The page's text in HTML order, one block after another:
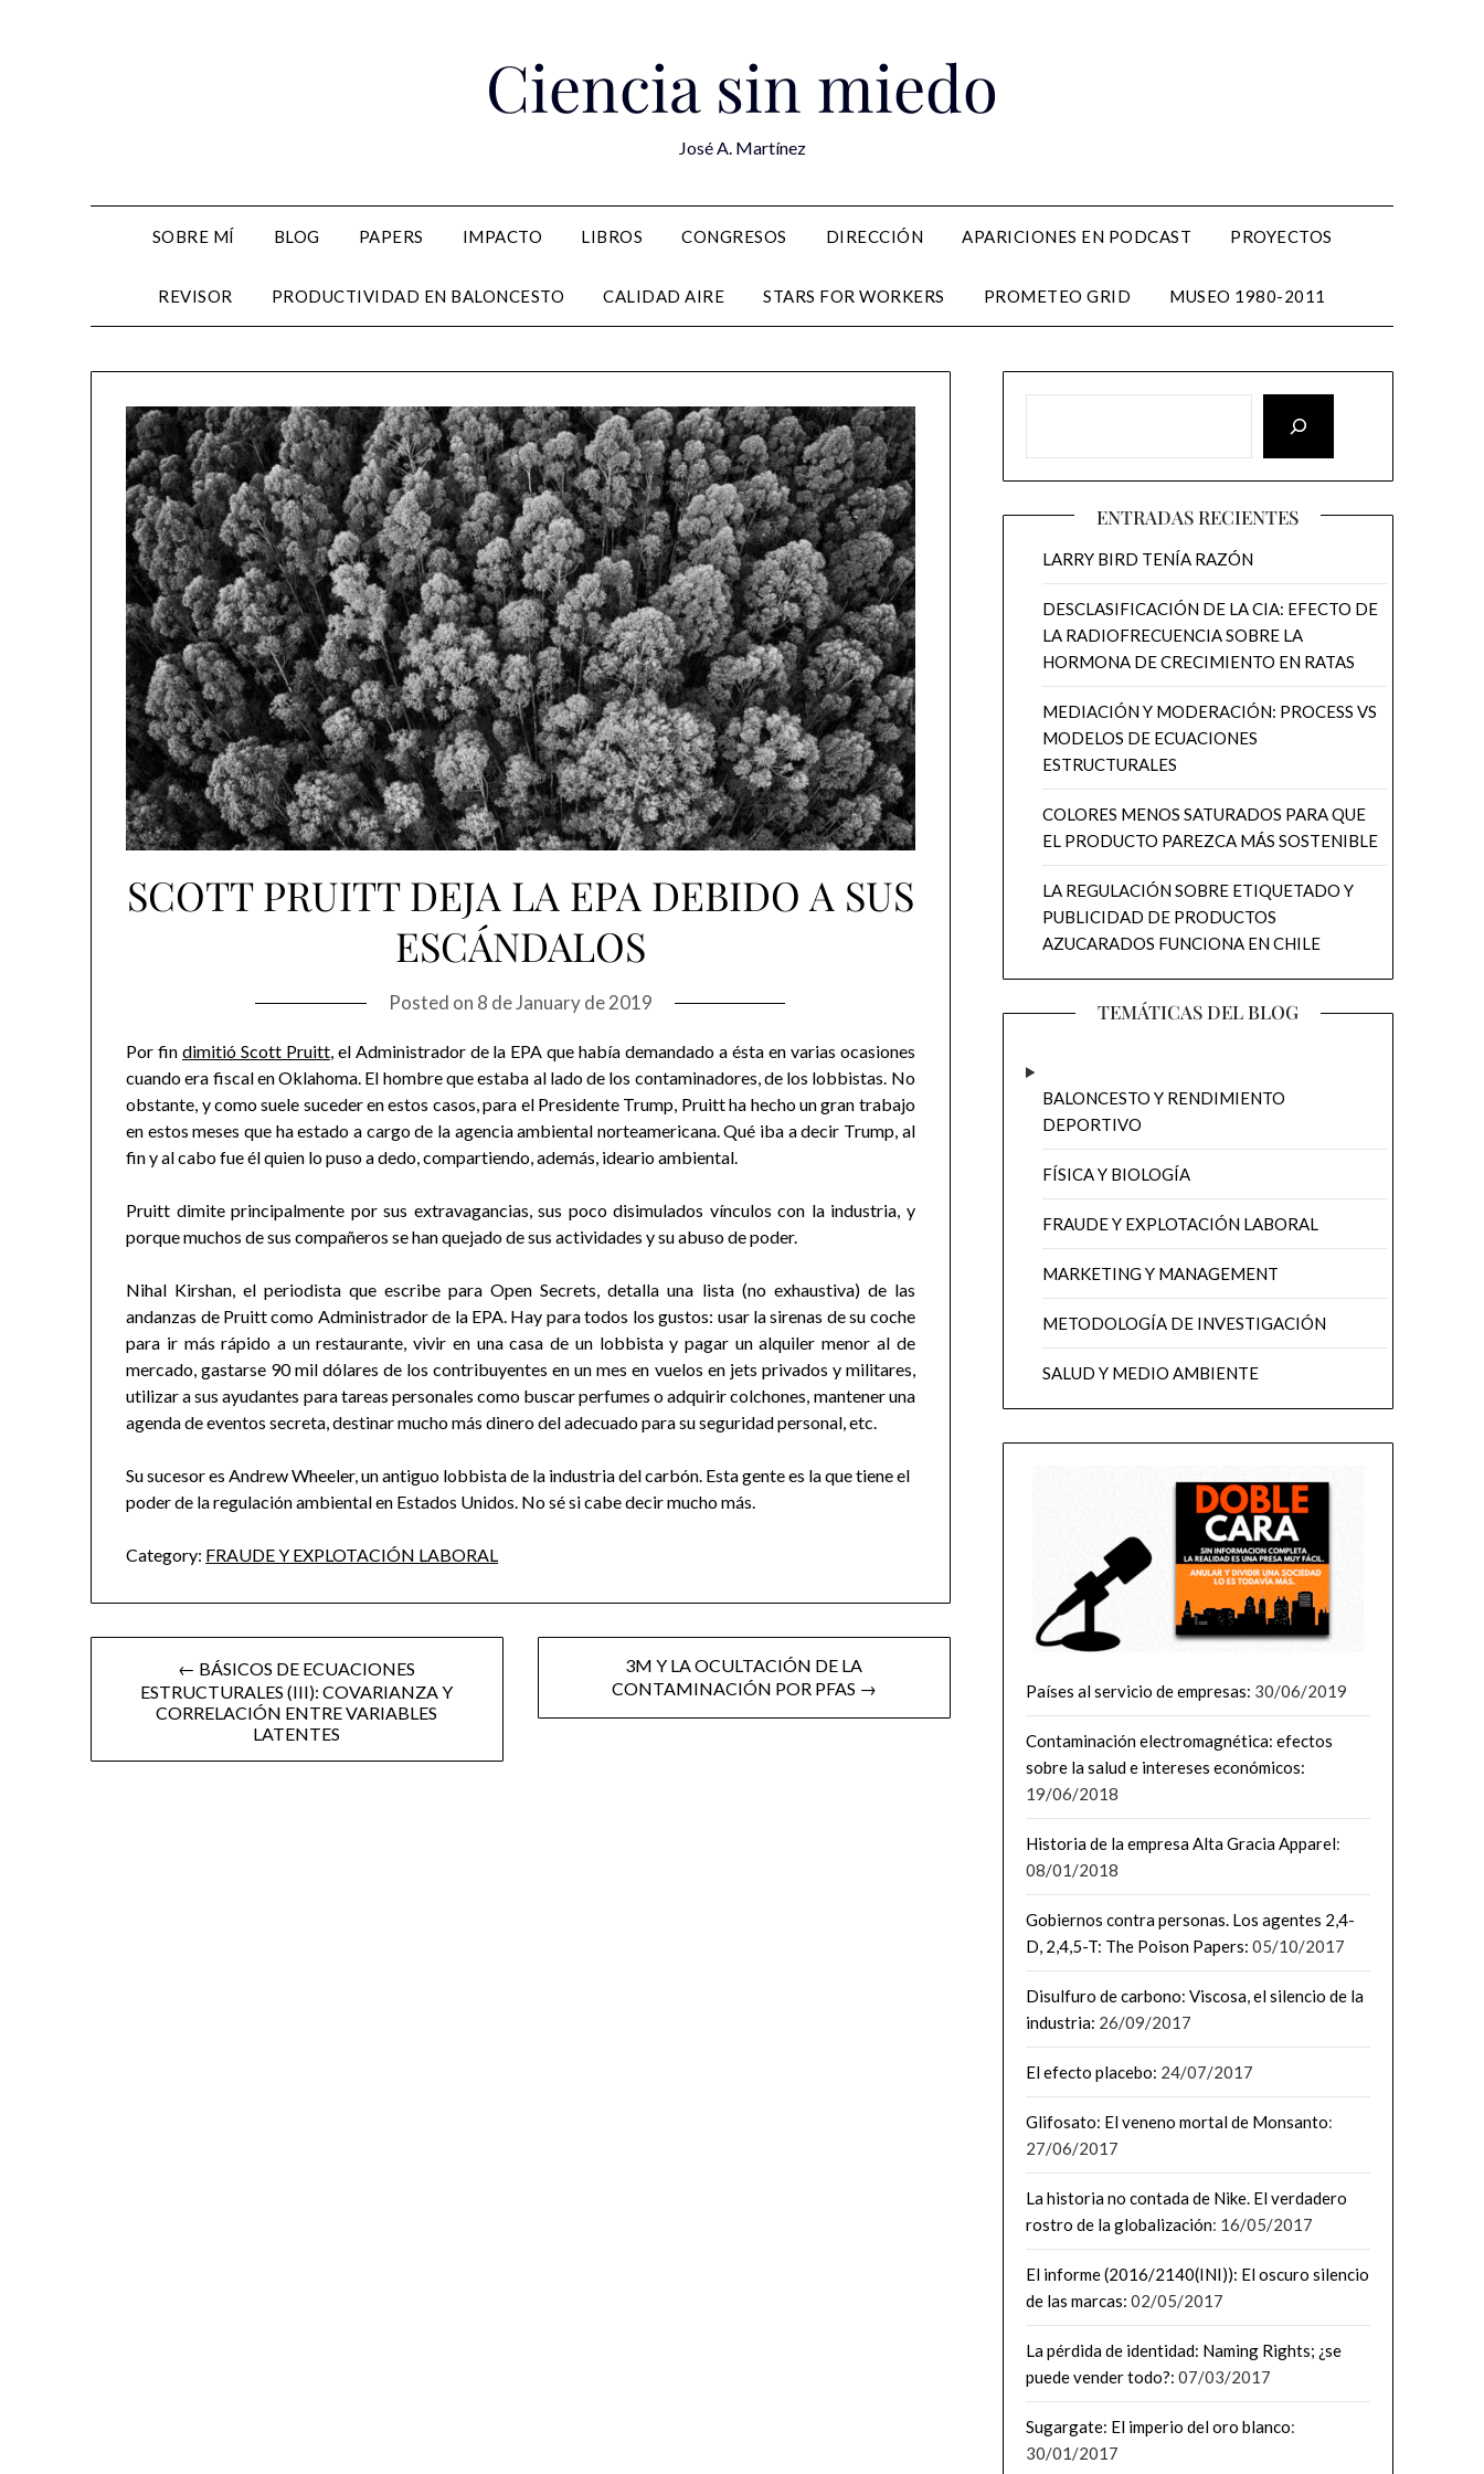
Ciencia sin miedo
José A. Martínez
SOBRE MÍ BLOG PAPERS IMPACTO LIBROS CONGRESOS DIRECCIÓN APARICIONES EN PODCAST PROYECTOS
REVISOR PRODUCTIVIDAD EN BALONCESTO CALIDAD AIRE STARS FOR WORKERS PROMETEO GRID MUSEO 1980-2011
SCOTT PRUITT DEJA LA EPA DEBIDO A SUS
ESCÁNDALOS
Posted on 8 de January de 2019
Por fin dimitió Scott Pruitt, el Administrador de la EPA que había demandado a ésta en varias ocasiones
cuando era fiscal en Oklahoma. El hombre que estaba al lado de los contaminadores, de los lobbistas. No
obstante, y como suele suceder en estos casos, para el Presidente Trump, Pruitt ha hecho un gran trabajo
en estos meses que ha estado a cargo de la agencia ambiental norteamericana. Qué iba a decir Trump, al
fin y al cabo fue él quien lo puso a dedo, compartiendo, además, ideario ambiental.
Pruitt dimite principalmente por sus extravagancias, sus poco disimulados vínculos con la industria, y
porque muchos de sus compañeros se han quejado de sus actividades y su abuso de poder.
Nihal Kirshan, el periodista que escribe para Open Secrets, detalla una lista (no exhaustiva) de las
andanzas de Pruitt como Administrador de la EPA. Hay para todos los gustos: usar la sirenas de su coche
para ir más rápido a un restaurante, vivir en una casa de un lobbista y pagar un alquiler menor al de
mercado, gastarse 90 mil dólares de los contribuyentes en un mes en vuelos en jets privados y militares,
utilizar a sus ayudantes para tareas personales como buscar perfumes o adquirir colchones, mantener una
agenda de eventos secreta, destinar mucho más dinero del adecuado para su seguridad personal, etc.
Su sucesor es Andrew Wheeler, un antiguo lobbista de la industria del carbón. Esta gente es la que tiene el
poder de la regulación ambiental en Estados Unidos. No sé si cabe decir mucho más.
Category: FRAUDE Y EXPLOTACIÓN LABORAL
navigation
← BÁSICOS DE ECUACIONES
ESTRUCTURALES (III): COVARIANZA Y
CORRELACIÓN ENTRE VARIABLES
LATENTES
3M Y LA OCULTACIÓN DE LA
CONTAMINACIÓN POR PFAS →
ENTRADAS RECIENTES
LARRY BIRD TENÍA RAZÓN
DESCLASIFICACIÓN DE LA CIA: EFECTO DE
LA RADIOFRECUENCIA SOBRE LA
HORMONA DE CRECIMIENTO EN RATAS
MEDIACIÓN Y MODERACIÓN: PROCESS VS
MODELOS DE ECUACIONES
ESTRUCTURALES
COLORES MENOS SATURADOS PARA QUE
EL PRODUCTO PAREZCA MÁS SOSTENIBLE
LA REGULACIÓN SOBRE ETIQUETADO Y
PUBLICIDAD DE PRODUCTOS
AZUCARADOS FUNCIONA EN CHILE
TEMÁTICAS DEL BLOG
BALONCESTO Y RENDIMIENTO
DEPORTIVO
FÍSICA Y BIOLOGÍA
FRAUDE Y EXPLOTACIÓN LABORAL
MARKETING Y MANAGEMENT
METODOLOGÍA DE INVESTIGACIÓN
SALUD Y MEDIO AMBIENTE
Países al servicio de empresas: 30/06/2019
Contaminación electromagnética: efectos
sobre la salud e intereses económicos:
19/06/2018
Historia de la empresa Alta Gracia Apparel:
08/01/2018
Gobiernos contra personas. Los agentes 2,4-
D, 2,4,5-T: The Poison Papers: 05/10/2017
Disulfuro de carbono: Viscosa, el silencio de la
industria: 26/09/2017
El efecto placebo: 24/07/2017
Glifosato: El veneno mortal de Monsanto:
27/06/2017
La historia no contada de Nike. El verdadero
rostro de la globalización: 16/05/2017
El informe (2016/2140(INI)): El oscuro silencio
de las marcas: 02/05/2017
La pérdida de identidad: Naming Rights; ¿se
puede vender todo?: 07/03/2017
Sugargate: El imperio del oro blanco:
30/01/2017